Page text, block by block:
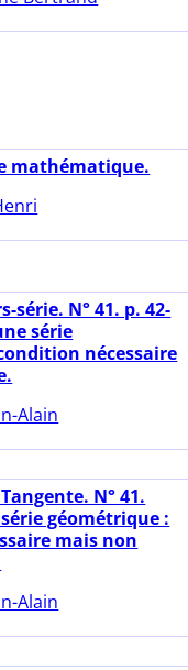
mathématique.
série. N° 41. p. 42-
série
nécessaire
Alain
N° 41.
géométrique :
mais non
Alain